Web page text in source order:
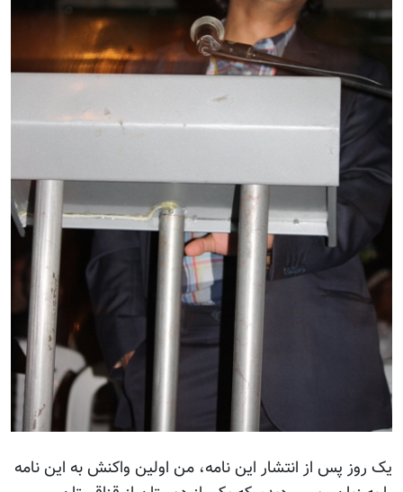
یک روز پس از انتشار این نامه، من اولین واکنش به این نامه